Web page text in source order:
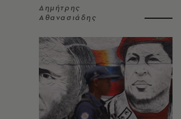
Δημήτρης
Αθανασιάδης